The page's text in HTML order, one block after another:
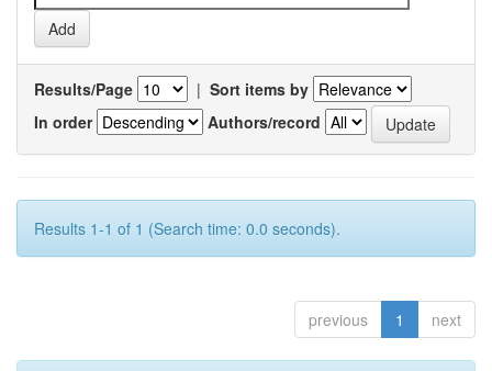
Results/Page | Sort items by
In order
Authors/record
Results 1-1 of 1 (Search time: 0.0 seconds).
previous 1 next